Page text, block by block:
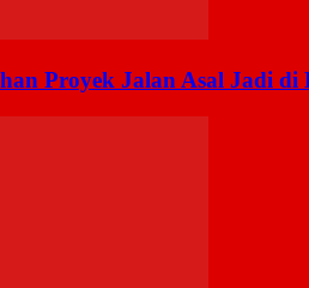
Proyek Jalan Asal Jadi